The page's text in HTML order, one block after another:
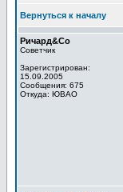
Вернуться к началу
Ричард&Со
Советчик
Зарегистрирован:
15.09.2005
Сообщения: 675
Откуда: ЮВАО